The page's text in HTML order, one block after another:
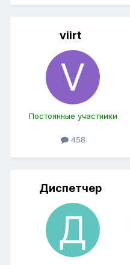
viirt
Постоянные участники
458
Диспетчер